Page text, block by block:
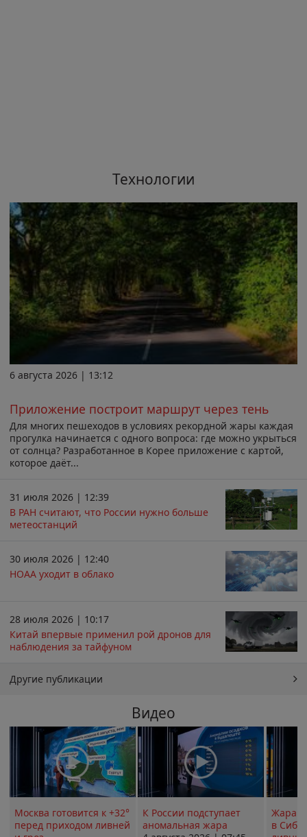
Технологии
6 августа 2026 | 13:12
Приложение построит маршрут через тень
Для многих пешеходов в условиях рекордной жары каждая
прогулка начинается с одного вопроса: где можно укрыться
от солнца? Разработанное в Корее приложение с картой,
которое даёт...
31 июля 2026 | 12:39
В РАН считают, что России нужно больше
метеостанций
30 июля 2026 | 12:40
НОАА уходит в облако
28 июля 2026 | 10:17
Китай впервые применил рой дронов для
наблюдения за тайфуном
Другие публикации
Видео
Москва готовится к +32°
перед приходом ливней
К России подступает
аномальная жара
Жара в
в